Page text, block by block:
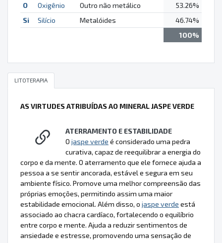
O Oxigênio Outro não metálico
53.26%
Si
Silício Metalóides
46.74%
100%
LITOTERAPIA
AS VIRTUDES ATRIBUÍDAS AO MINERAL JASPE VERDE
ATERRAMENTO E ESTABILIDADE
O jaspe verde é considerado uma pedra
curativa, capaz de reequilibrar a energia do
corpo e da mente. O aterramento que ele fornece ajuda a
pessoa a se sentir ancorada, estável e segura em seu
ambiente físico. Promove uma melhor compreensão das
próprias emoções, permitindo assim uma maior
estabilidade emocional. Além disso, o jaspe verde está
associado ao chacra cardíaco, fortalecendo o equilíbrio
entre corpo e mente. Ajuda a reduzir sentimentos de
ansiedade e estresse, promovendo uma sensação de